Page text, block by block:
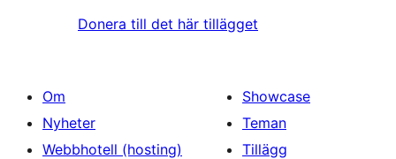
Donera till det här tillägget
Om
Nyheter
Webbhotell (hosting)
Showcase
Teman
Tillägg